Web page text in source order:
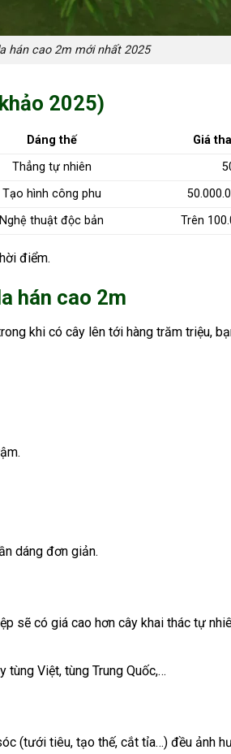
hán cao 2m mới nhất 2025
2025)
Dáng thế
Giá
Thẳng tự nhiên
Tạo hình công phu
Nghệ thuật độc bản Trên
điểm.
hán cao 2m
khi có cây lên tới hàng trăm triệu,
dáng đơn giản.
sẽ có giá cao hơn cây khai thác tự
tùng Việt, tùng Trung Quốc,…
(tưới tiêu, tạo thế, cắt tỉa…) đều ảnh